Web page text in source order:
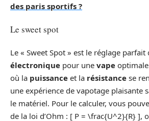
des paris sportifs ?
Le sweet spot
Le « Sweet Spot » est le réglage parfait
électronique pour une vape
où la puissance et la résistance se
une expérience de vapotage plaisante
le matériel. Pour le calculer, vous
de la loi d’Ohm : [ P = \frac{U^2}{R} ],